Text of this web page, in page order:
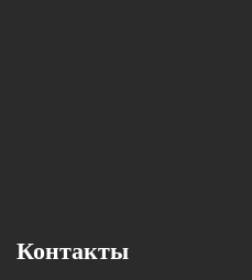
Контакты